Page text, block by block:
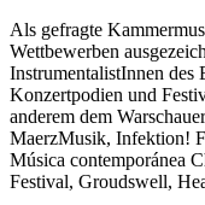
Als gefragte
Wettbewerben
InstrumentalistInnen des
Konzertpodien und
anderem dem
MaerzMusik, Infektion!
Música contemporánea
Festival, Groudswell,